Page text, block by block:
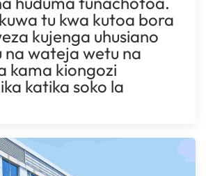
tu kwa kutoa bora
kujenga uhusiano
na wateja wetu na
kama kiongozi
katika soko la